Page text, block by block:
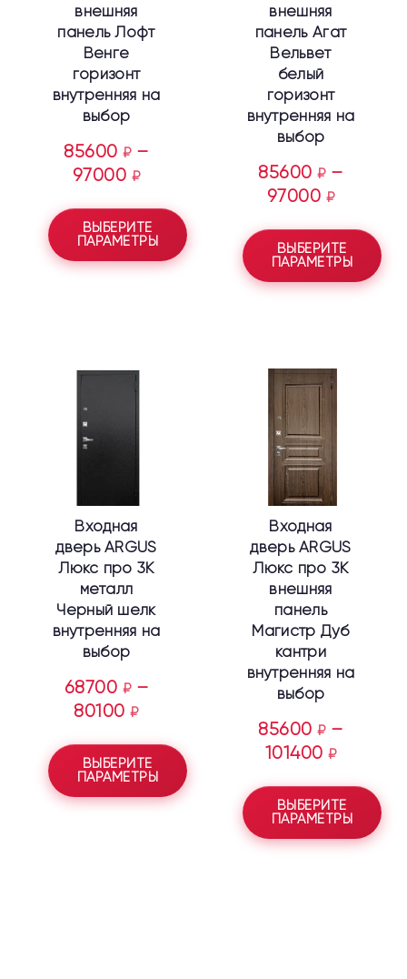
внешняя
панель Лофт
Венге
горизонт
внутренняя на
выбор
85600₽ –
97000 ₽
ВЫБЕРИТЕ
ПАРАМЕТРЫ
внешняя
панель Агат
Вельвет
белый
горизонт
внутренняя на
выбор
85600₽ –
97000 ₽
ВЫБЕРИТЕ
ПАРАМЕТРЫ
Входная
дверь ARGUS
Люкс про 3К
металл
Черный шелк
внутренняя на
выбор
68700 ₽ –
80100₽
ВЫБЕРИТЕ
ПАРАМЕТРЫ
товар
выбрать
на
странице
товара.
Входная
дверь ARGUS
Люкс про 3К
внешняя
панель
Магистр Дуб
кантри
внутренняя на
выбор
85600₽ –
101400 ₽
ВЫБЕРИТЕ
ПАРАМЕТРЫ
товар
вариаций.
Опции
можно
выбрать
на
странице
товара.